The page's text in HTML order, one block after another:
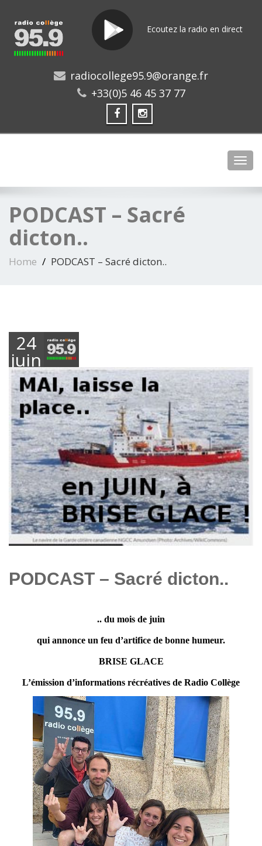
Ecoutez la radio en direct
radiocollege95.9@orange.fr
+33(0)5 46 45 37 77
PODCAST – Sacré
dicton..
Home PODCAST – Sacré dicton..
24
juin
2021
PODCAST – Sacré dicton..
.. du mois de juin
qui annonce un feu d’artifice de bonne humeur.
BRISE GLACE
L’émission d’informations récréatives de Radio Collège